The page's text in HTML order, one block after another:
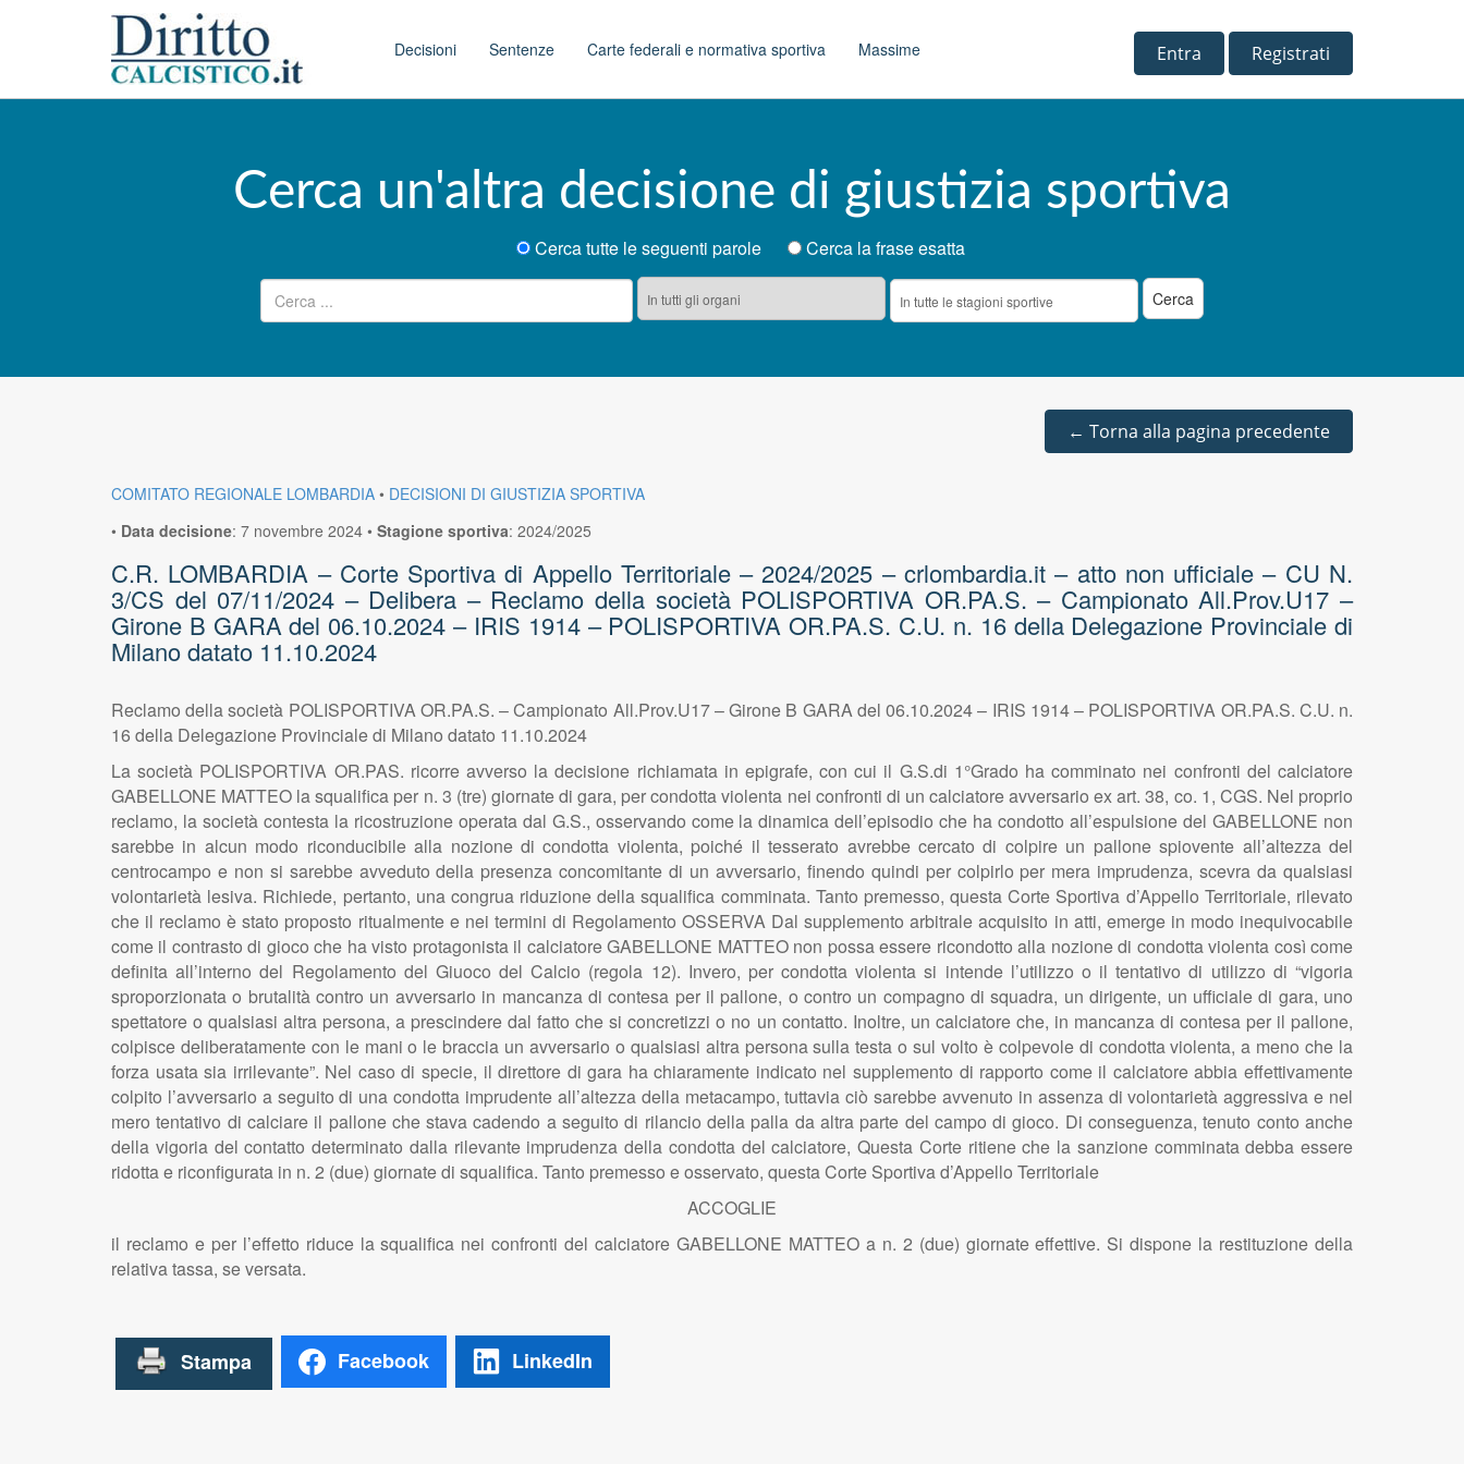
Main menu Decisioni Sentenze Carte federali e normativa sportiva Massime Entra Registrati
Cerca un'altra decisione di giustizia sportiva
Cerca tutte le seguenti parole
Cerca la frase esatta
Ricerca per:
← Torna alla pagina precedente
COMITATO REGIONALE LOMBARDIA • DECISIONI DI GIUSTIZIA SPORTIVA
• Data decisione: 7 novembre 2024 • Stagione sportiva: 2024/2025
C.R. LOMBARDIA – Corte Sportiva di Appello Territoriale – 2024/2025 – crlombardia.it – atto non ufficiale – CU N.
3/CS del 07/11/2024 – Delibera – Reclamo della società POLISPORTIVA OR.PA.S. – Campionato All.Prov.U17 –
Girone B GARA del 06.10.2024 – IRIS 1914 – POLISPORTIVA OR.PA.S. C.U. n. 16 della Delegazione Provinciale di
Milano datato 11.10.2024
Reclamo della società POLISPORTIVA OR.PA.S. – Campionato All.Prov.U17 – Girone B GARA del 06.10.2024 – IRIS 1914 – POLISPORTIVA OR.PA.S. C.U. n.
16 della Delegazione Provinciale di Milano datato 11.10.2024
La società POLISPORTIVA OR.PAS. ricorre avverso la decisione richiamata in epigrafe, con cui il G.S.di 1°Grado ha comminato nei confronti del calciatore
GABELLONE MATTEO la squalifica per n. 3 (tre) giornate di gara, per condotta violenta nei confronti di un calciatore avversario ex art. 38, co. 1, CGS. Nel proprio
reclamo, la società contesta la ricostruzione operata dal G.S., osservando come la dinamica dell’episodio che ha condotto all’espulsione del GABELLONE non
sarebbe in alcun modo riconducibile alla nozione di condotta violenta, poiché il tesserato avrebbe cercato di colpire un pallone spiovente all’altezza del
centrocampo e non si sarebbe avveduto della presenza concomitante di un avversario, finendo quindi per colpirlo per mera imprudenza, scevra da qualsiasi
volontarietà lesiva. Richiede, pertanto, una congrua riduzione della squalifica comminata. Tanto premesso, questa Corte Sportiva d’Appello Territoriale, rilevato
che il reclamo è stato proposto ritualmente e nei termini di Regolamento OSSERVA Dal supplemento arbitrale acquisito in atti, emerge in modo inequivocabile
come il contrasto di gioco che ha visto protagonista il calciatore GABELLONE MATTEO non possa essere ricondotto alla nozione di condotta violenta così come
definita all’interno del Regolamento del Giuoco del Calcio (regola 12). Invero, per condotta violenta si intende l’utilizzo o il tentativo di utilizzo di “vigoria
sproporzionata o brutalità contro un avversario in mancanza di contesa per il pallone, o contro un compagno di squadra, un dirigente, un ufficiale di gara, uno
spettatore o qualsiasi altra persona, a prescindere dal fatto che si concretizzi o no un contatto. Inoltre, un calciatore che, in mancanza di contesa per il pallone,
colpisce deliberatamente con le mani o le braccia un avversario o qualsiasi altra persona sulla testa o sul volto è colpevole di condotta violenta, a meno che la
forza usata sia irrilevante”. Nel caso di specie, il direttore di gara ha chiaramente indicato nel supplemento di rapporto come il calciatore abbia effettivamente
colpito l’avversario a seguito di una condotta imprudente all’altezza della metacampo, tuttavia ciò sarebbe avvenuto in assenza di volontarietà aggressiva e nel
mero tentativo di calciare il pallone che stava cadendo a seguito di rilancio della palla da altra parte del campo di gioco. Di conseguenza, tenuto conto anche
della vigoria del contatto determinato dalla rilevante imprudenza della condotta del calciatore, Questa Corte ritiene che la sanzione comminata debba essere
ridotta e riconfigurata in n. 2 (due) giornate di squalifica. Tanto premesso e osservato, questa Corte Sportiva d’Appello Territoriale
ACCOGLIE
il reclamo e per l’effetto riduce la squalifica nei confronti del calciatore GABELLONE MATTEO a n. 2 (due) giornate effettive. Si dispone la restituzione della
relativa tassa, se versata.
Facebook LinkedIn